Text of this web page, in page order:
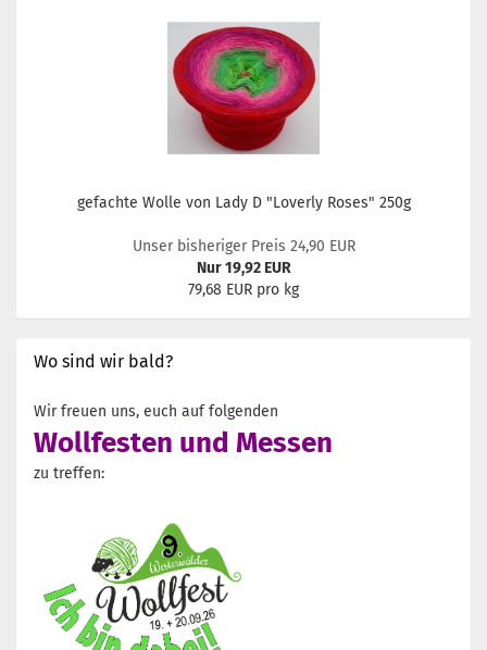
gefachte Wolle von Lady D "Loverly Roses" 250g
Unser bisheriger Preis 24,90 EUR
Nur 19,92 EUR
79,68 EUR pro kg
Wo sind wir bald?
Wir freuen uns, euch auf folgenden
Wollfesten und Messen
zu treffen: